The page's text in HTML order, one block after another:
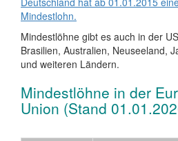
Mindestlohn.
Mindestlöhne gibt es auch in der
Brasilien, Australien, Neuseeland,
und weiteren Ländern.
Mindestlöhne in der
Union (Stand